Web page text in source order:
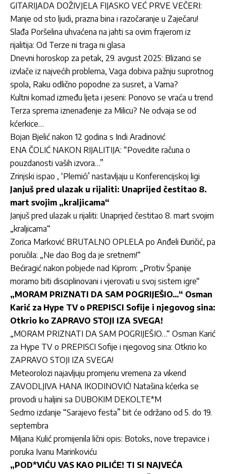
GITARIJADA DOŽIVJELA FIJASKO VEĆ PRVE VEČERI:
Manje od sto ljudi, prazna bina i razočaranje u Zaječaru!
Slađa Poršelina uhvaćena na jahti sa ovim frajerom iz
rijalitija: Od Terze ni traga ni glasa
Dnevni horoskop za petak, 29. avgust 2025: Blizanci se
izvlače iz najvećih problema, Vaga dobiva pažnju suprotnog
spola, Raku odlično popodne za susret, a Vama?
Kultni komad između ljeta i jeseni: Ponovo se vraća u trend
Terza sprema iznenađenje za Milicu? Ne odvaja se od
kćerkice…
Bojan Bjelić nakon 12 godina s Indi Aradinović
ENA ČOLIĆ NAKON RIJALITIJA: “Povedite računa o
pouzdanosti vaših izvora…”
Zrinjski ispao , ‘Plemići’ nastavljaju u Konferencijskoj ligi
Janjuš pred ulazak u rijaliti: Unaprijed čestitao 8.
mart svojim „kraljicama“
Janjuš pred ulazak u rijaliti: Unaprijed čestitao 8. mart svojim
„kraljicama“
Zorica Marković BRUTALNO OPLELA po Anđeli Đuričić, pa
poručila: „Ne dao Bog da je sretnem!“
Bećiragić nakon pobjede nad Kiprom: „Protiv Španije
moramo biti disciplinovani i vjerovati u svoj sistem igre“
„MORAM PRIZNATI DA SAM POGRIJEŠIO…“ Osman
Karić za Hype TV o PREPISCI Sofije i njegovog sina:
Otkrio ko ZAPRAVO STOJI IZA SVEGA!
„MORAM PRIZNATI DA SAM POGRIJEŠIO…“ Osman Karić
za Hype TV o PREPISCI Sofije i njegovog sina: Otkrio ko
ZAPRAVO STOJI IZA SVEGA!
Meteorolozi najavljuju promjenu vremena za vikend
ZAVODLJIVA HANA IKODINOVIĆ! Natašina kćerka se
provodi u haljini sa DUBOKIM DEKOLTE*M
Sedmo izdanje “Sarajevo festa” bit će održano od 5. do 19.
septembra
Miljana Kulić promijenila lični opis: Botoks, nove trepavice i
poruka Ivanu Marinkoviću
„POD*VIĆU VAS KAO PILIĆE! TI SI NAJVEĆA